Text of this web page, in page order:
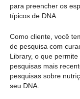
para preencher os
típicos de DNA.
Como cliente, você
de pesquisa com
Library, o que
pesquisas mais
pesquisas sobre
seu DNA.